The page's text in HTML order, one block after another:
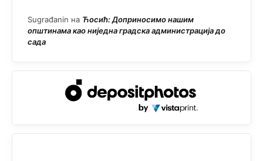
Sugrađanin на Ћосић: Доприносимо нашим
општинама као ниједна градска администрација до
сада